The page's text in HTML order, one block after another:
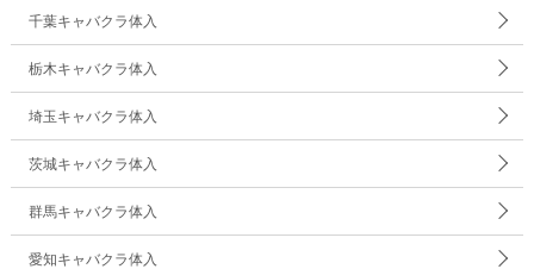
千葉キャバクラ体入
栃木キャバクラ体入
埼玉キャバクラ体入
茨城キャバクラ体入
群馬キャバクラ体入
愛知キャバクラ体入